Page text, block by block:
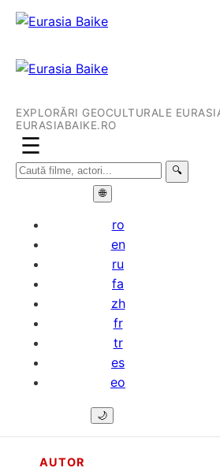
EXPLORĂRI GEOCULTURALE
EURASIABAIKE.RO
☰
🔍
🌐
ro
en
ru
fa
zh
fr
tr
es
eo
🌙
AUTOR